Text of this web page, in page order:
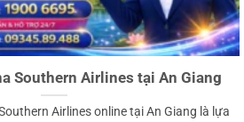
Southern Airlines tại An Giang
Airlines online tại An Giang là lựa